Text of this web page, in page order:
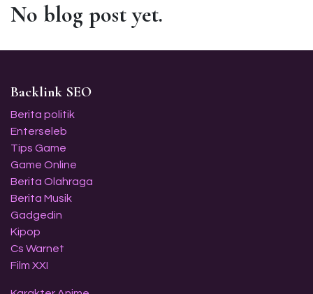
No blog post yet.
Backlink SEO
Berita politik
Enterseleb
Tips Game
Game Online
Berita Olahraga
Berita Musik
Gadgedin
Kipop
Cs Warnet
Film XXI